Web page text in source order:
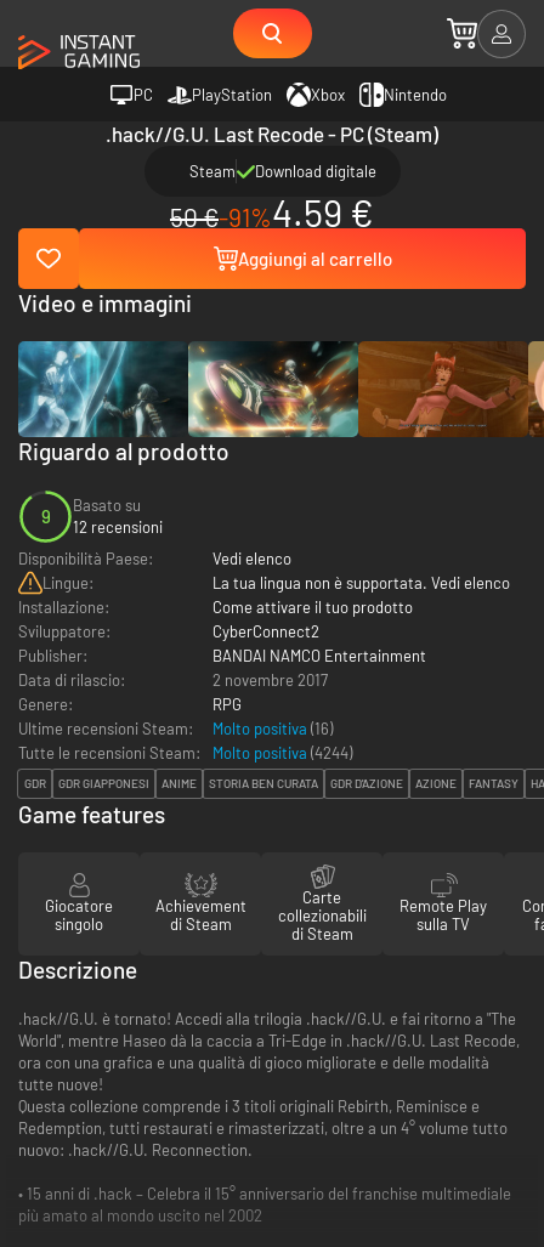
PC PlayStation Xbox Nintendo
.hack//G.U. Last Recode - PC (Steam)
Steam Download digitale
50 €-91%4.59 €
Aggiungi al carrello
Riguardo al prodotto
9
Basato su
12 recensioni
Disponibilità Paese:
Vedi elenco
Lingue:
La tua lingua non è supportata. Vedi elenco
Installazione:
Come attivare il tuo prodotto
Sviluppatore:
CyberConnect2
Publisher:
BANDAI NAMCO Entertainment
Data di rilascio:
2 novembre 2017
Genere:
RPG
Ultime recensioni Steam:
Molto positiva (16)
Tutte le recensioni Steam:
Molto positiva (4244)
GDR GDR GIAPPONESI ANIME STORIA BEN CURATA GDR D'AZIONE AZIONE FANTASY
Video e immagini
Game features
Giocatore
singolo
Achievement
di Steam
Carte
collezionabili
di Steam
Remote Play
sulla TV
Descrizione
.hack//G.U. è tornato! Accedi alla trilogia .hack//G.U. e fai ritorno a "The
World", mentre Haseo dà la caccia a Tri-Edge in .hack//G.U. Last Recode,
ora con una grafica e una qualità di gioco migliorate e delle modalità
tutte nuove!
Questa collezione comprende i 3 titoli originali Rebirth, Reminisce e
Redemption, tutti restaurati e rimasterizzati, oltre a un 4° volume tutto
nuovo: .hack//G.U. Reconnection.
• 15 anni di .hack – Celebra il 15° anniversario del franchise multimediale
più amato al mondo uscito nel 2002